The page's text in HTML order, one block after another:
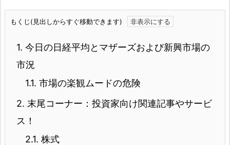
もくじ(見出しからすぐ移動できます)
1. 今日の日経平均とマザーズおよび新興市場の
市況
1.1. 市場の楽観ムードの危険
2. 末尾コーナー：投資家向け関連記事やサービ
ス！
2.1. 株式